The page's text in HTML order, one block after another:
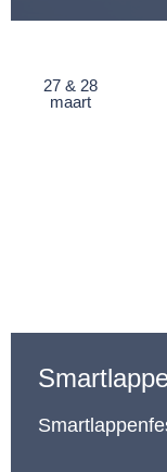
27 & 28
maart